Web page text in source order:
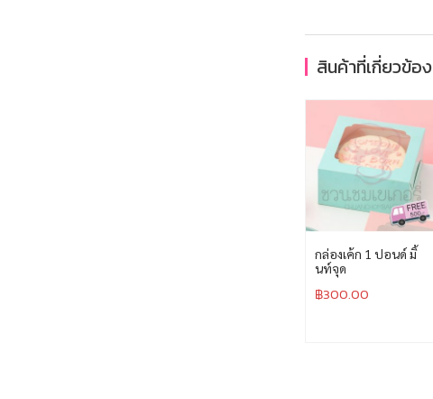
สินค้าที่เกี่ยวข้อง
กล่องเค้ก 1 ปอนด์ มิ้
นท์จุด
฿300.00